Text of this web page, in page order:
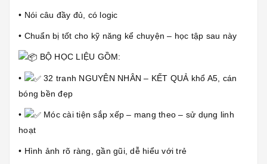
• Nói câu đầy đủ, có logic
• Chuẩn bị tốt cho kỹ năng kể chuyện – học tập sau này
BỘ HỌC LIỆU GỒM:
•
32 tranh NGUYÊN NHÂN – KẾT QUẢ khổ A5, cán
bóng bền đẹp
•
Móc cài tiện sắp xếp – mang theo – sử dụng linh
hoạt
• Hình ảnh rõ ràng, gần gũi, dễ hiểu với trẻ